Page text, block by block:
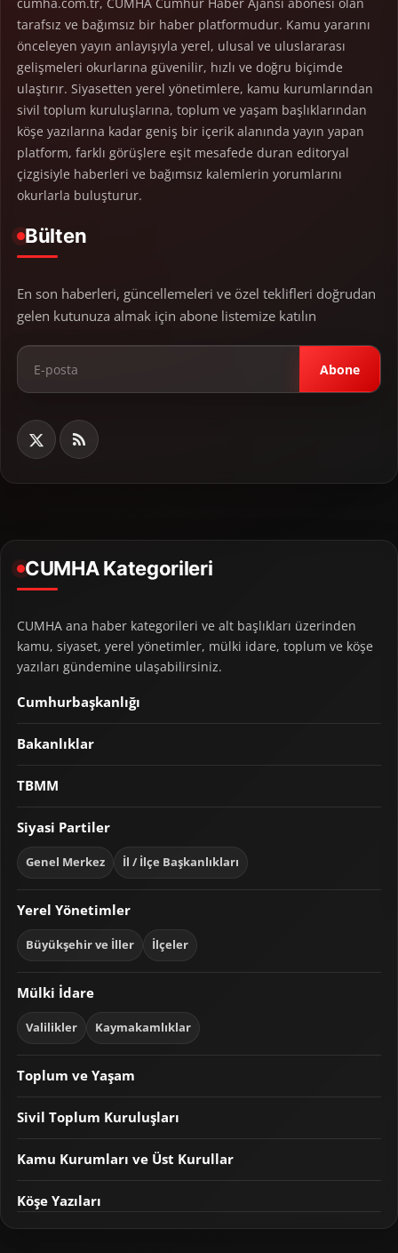
tarafsız ve bağımsız bir haber platformudur. Kamu yararını
önceleyen yayın anlayışıyla yerel, ulusal ve uluslararası
gelişmeleri okurlarına güvenilir, hızlı ve doğru biçimde
ulaştırır. Siyasetten yerel yönetimlere, kamu kurumlarından
sivil toplum kuruluşlarına, toplum ve yaşam başlıklarından
köşe yazılarına kadar geniş bir içerik alanında yayın yapan
platform, farklı görüşlere eşit mesafede duran editoryal
çizgisiyle haberleri ve bağımsız kalemlerin yorumlarını
okurlarla buluşturur.
Bülten
En son haberleri, güncellemeleri ve özel teklifleri doğrudan
gelen kutunuza almak için abone listemize katılın
Abone
CUMHA Kategorileri
CUMHA ana haber kategorileri ve alt başlıkları üzerinden
kamu, siyaset, yerel yönetimler, mülki idare, toplum ve köşe
yazıları gündemine ulaşabilirsiniz.
Cumhurbaşkanlığı
Bakanlıklar
TBMM
Siyasi Partiler
Genel Merkez İl / İlçe Başkanlıkları
Yerel Yönetimler
Büyükşehir ve İller İlçeler
Mülki İdare
Valilikler Kaymakamlıklar
Toplum ve Yaşam
Sivil Toplum Kuruluşları
Kamu Kurumları ve Üst Kurullar
Köşe Yazıları